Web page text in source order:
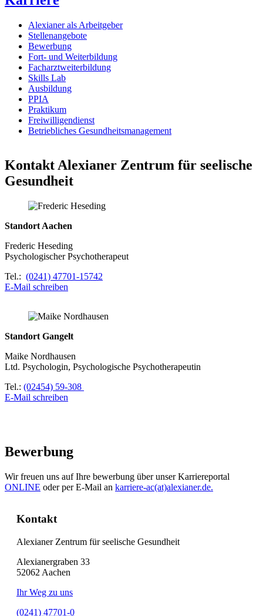
Alexianer als Arbeitgeber
Stellenangebote
Bewerbung
Fort- und Weiterbildung
Facharztweiterbildung
Skills Lab
Ausbildung
PPIA
Praktikum
Freiwilligendienst
Betriebliches Gesundheitsmanagement
Kontakt Alexianer Zentrum für seelische
Gesundheit
Standort Aachen
Frederic Heseding
Psychologischer Psychotherapeut
Tel.: (0241) 47701-15742
E-Mail schreiben
Standort Gangelt
Maike Nordhausen
Ltd. Psychologin, Psychologische Psychotherapeutin
Tel.: (02454) 59-308
E-Mail schreiben
Bewerbung
Wir freuen uns auf Ihre bewerbung über unser Karriereportal
ONLINE oder per E-Mail an karriere-ac(at)alexianer.de.
Kontakt
Alexianer Zentrum für seelische Gesundheit
Alexianergraben 33
52062 Aachen
Ihr Weg zu uns
(0241) 47701-0